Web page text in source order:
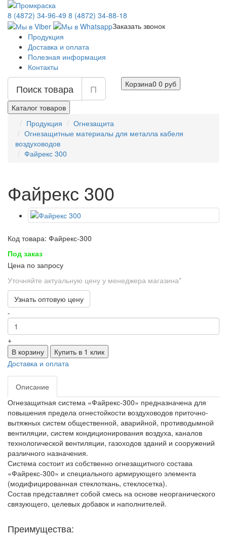
8 (4872) 34-96-49 8 (4872) 34-88-18
Заказать звонок
Продукция
Доставка и оплата
Полезная информация
Контакты
Поиск товара Корзина0 0 руб
Каталог товаров
Продукция
Огнезащита
Огнезащитные материалы для металла кабеля
воздуховодов
Файрекс 300
Файрекс 300
Код товара: Файрекс-300
Под заказ
Цена по запросу
Уточняйте актуальную цену у менеджера магазина*
Узнать оптовую цену
-
+
В корзину
Купить в 1 клик
Доставка и оплата
Описание
Огнезащитная система «Файрекс-300» предназначена для
повышения предела огнестойкости воздуховодов приточно-
вытяжных систем общественной, аварийной, противодымной
вентиляции, систем кондиционирования воздуха, каналов
технологической вентиляции, газоходов зданий и сооружений
различного назначения.
Система состоит из собственно огнезащитного состава
«Файрекс-300» и специального армирующего элемента
(модифицированная стеклоткань, стеклосетка).
Состав представляет собой смесь на основе неорганического
связующего, целевых добавок и наполнителей.
Преимущества: